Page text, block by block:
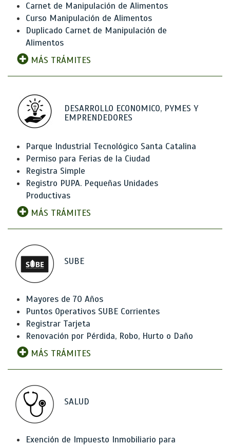
Carnet de Manipulación de Alimentos
Curso Manipulación de Alimentos
Duplicado Carnet de Manipulación de
Alimentos
MÁS TRÁMITES
DESARROLLO ECONOMICO, PYMES Y
EMPRENDEDORES
Parque Industrial Tecnológico Santa Catalina
Permiso para Ferias de la Ciudad
Registra Simple
Registro PUPA. Pequeñas Unidades
Productivas
MÁS TRÁMITES
SUBE
Mayores de 70 Años
Puntos Operativos SUBE Corrientes
Registrar Tarjeta
Renovación por Pérdida, Robo, Hurto o Daño
MÁS TRÁMITES
SALUD
Exención de Impuesto Inmobiliario para